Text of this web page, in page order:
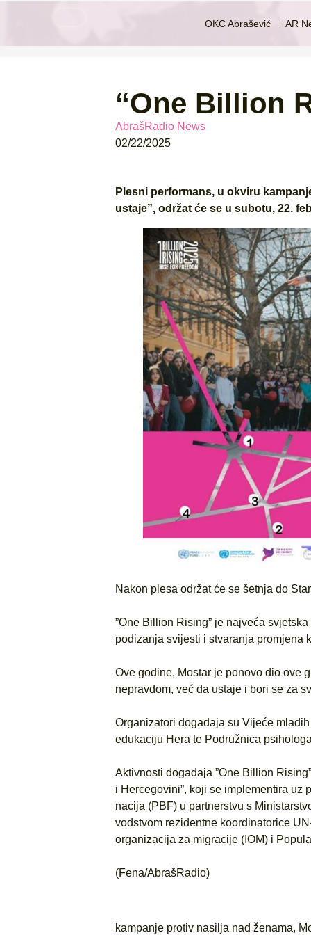
OKC Abrašević AR
“One Billion
AbrašRadio News
02/22/2025
Plesni performans, u okviru
ustaje”, održat će se u subotu, 22.
Nakon plesa održat će se šetnja do
”One Billion Rising” je najveća
podizanja svijesti i stvaranja promjena
Ove godine, Mostar je ponovo dio ove
nepravdom, već da ustaje i bori se za
Organizatori događaja su Vijeće
edukaciju Hera te Podružnica
Aktivnosti događaja ”One Billion
i Hercegovini”, koji se implementira
nacija (PBF) u partnerstvu s
vodstvom rezidentne koordinatorice
organizacija za migracije (IOM) i
(Fena/AbrašRadio)
kampanje protiv nasilja nad ženama,